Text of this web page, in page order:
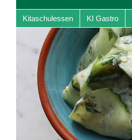
Kitaschulessen KI Gastro